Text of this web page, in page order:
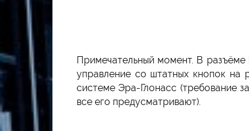
Примечательный момент. В разъёме
управление со штатных кнопок на
системе Эра-Глонасс (требование
все его предусматривают).